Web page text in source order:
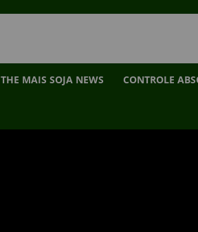
THE MAIS SOJA NEWS CONTROLE